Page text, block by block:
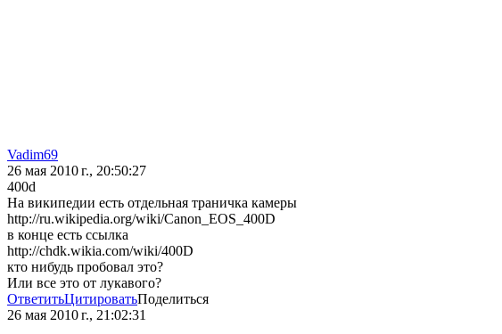
Vadim69
26 мая 2010 г., 20:50:27
400d
На википедии есть отдельная траничка камеры
http://ru.wikipedia.org/wiki/Canon_EOS_400D
в конце есть ссылка
http://chdk.wikia.com/wiki/400D
кто нибудь пробовал это?
Или все это от лукавого?
ОтветитьЦитироватьПоделиться
26 мая 2010 г., 21:02:31